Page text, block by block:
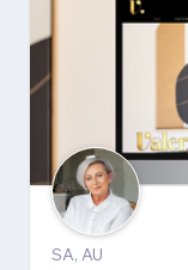
SA, AU